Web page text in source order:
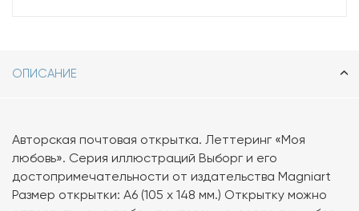
ОПИСАНИЕ
Авторская почтовая открытка. Леттеринг «Моя
любовь». Серия иллюстраций Выборг и его
достопримечательности от издательства Magniart
Размер открытки: А6 (105 х 148 мм.) Открытку можно